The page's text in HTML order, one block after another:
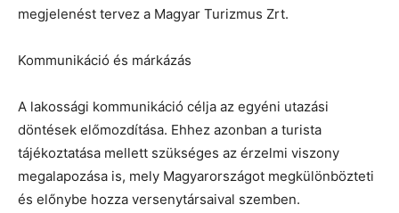
megjelenést tervez a Magyar Turizmus Zrt.
Kommunikáció és márkázás
A lakossági kommunikáció célja az egyéni utazási
döntések előmozdítása. Ehhez azonban a turista
tájékoztatása mellett szükséges az érzelmi viszony
megalapozása is, mely Magyarországot megkülönbözteti
és előnybe hozza versenytársaival szemben.